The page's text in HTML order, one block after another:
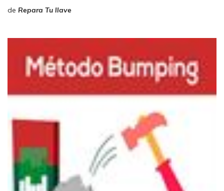
de Repara Tu llave